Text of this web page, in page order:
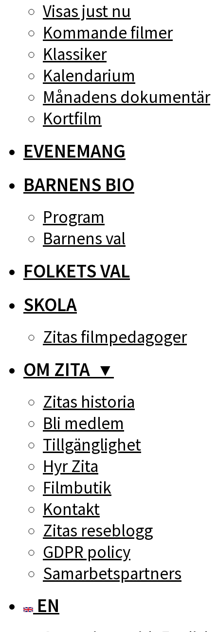
Visas just nu
Kommande filmer
Klassiker
Kalendarium
Månadens dokumentär
Kortfilm
EVENEMANG
BARNENS BIO
Program
Barnens val
FOLKETS VAL
SKOLA
Zitas filmpedagoger
OM ZITA ▼
Zitas historia
Bli medlem
Tillgänglighet
Hyr Zita
Filmbutik
Kontakt
Zitas reseblogg
GDPR policy
Samarbetspartners
EN